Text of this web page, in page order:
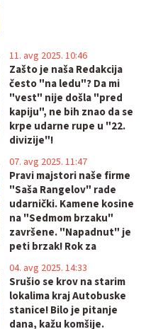
Zašto je naša Redakcija
često "na ledu"? Da mi
"vest" nije došla "pred
kapiju", ne bih znao da se
krpe udarne rupe u "22.
divizije"!
11. avg 2025. 10:46
Pravi majstori naše firme
"Saša Rangelov" rade
udarnički. Kamene kosine
na "Sedmom brzaku"
završene. "Napadnut" je
peti brzak! Rok za
novembra
07. avg 2025. 11:47
Srušio se krov na starim
lokalima kraj Autobuske
stanice! Bilo je pitanje
dana, kažu komšije.
04. avg 2025. 14:33